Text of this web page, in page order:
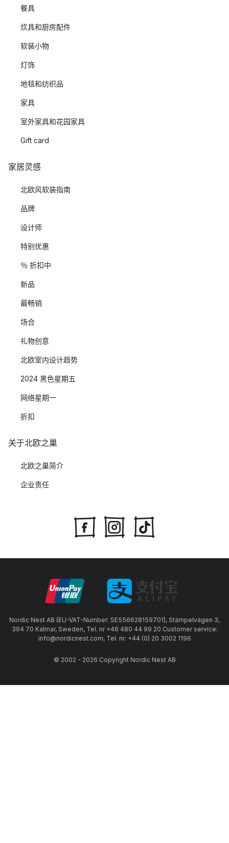
餐具
炊具和厨房配件
软装小物
灯饰
地毯和纺织品
家具
室外家具和花园家具
Gift card
家居灵感
北欧风软装指南
品牌
设计师
特别优惠
％ 折扣中
新品
最畅销
场合
礼物创意
北欧室内设计趋势
2024 黑色星期五
网络星期一
折扣
关于北欧之巢
北欧之巢简介
企业责任
Nordic Nest AB (EU-VAT-Number: SE556628159701), Stämpelvägen 3,
394 70 Kalmar, Sweden, Tel. nr +46 480 44 99 20 Customer service:
info@nordicnest.com, Tel. nr: +44 (0) 20 3002 1196
© 2002 - 2026 Copyright Nordic Nest AB